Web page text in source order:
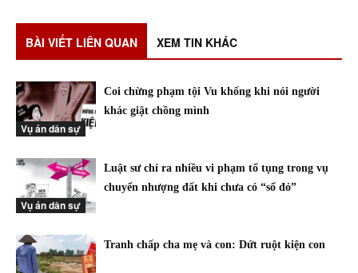
BÀI VIẾT LIÊN QUAN XEM TIN KHÁC
Vụ án dân sự
Coi chừng phạm tội Vu khống khi nói người
khác giật chồng mình
Vụ án dân sự
Luật sư chỉ ra nhiều vi phạm tố tụng trong vụ
chuyển nhượng đất khi chưa có “sổ đỏ”
Tranh chấp cha mẹ và con: Dứt ruột kiện con